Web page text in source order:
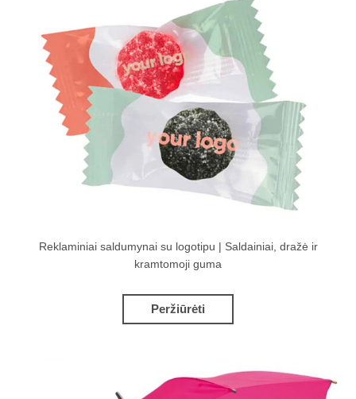
Reklaminiai saldumynai su logotipu | Saldainiai, dražė ir
kramtomoji guma
Peržiūrėti